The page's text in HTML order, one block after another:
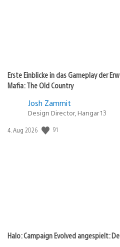
Erste Einblicke in das Gameplay der
Mafia: The Old Country
Josh Zammit
Design Director, Hangar 13
Veröffentlichungsdatum:
4. Aug 2026 91
Halo: Campaign Evolved angespielt: